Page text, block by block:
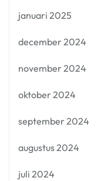
januari 2025
december 2024
november 2024
oktober 2024
september 2024
augustus 2024
juli 2024